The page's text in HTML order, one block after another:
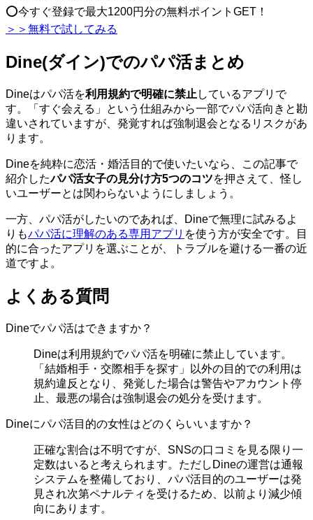
⭕今すぐ登録で最大1200円分の無料ポイントGET！
＞＞無料で試してみる
Dine(ダイン)でのパパ活まとめ
Dineはパパ活を利用規約で明確に禁止 しているアプリで
す。「すぐ会える」という仕組みから一部でパパ活向きと勘
違いされていますが、発覚すれば強制退会となるリスクがあ
ります。
Dineを純粋に恋活・婚活目的で使いたいなら、この記事で
紹介したパパ活女子の見分け方5つのコツを押さえて、怪し
いユーザーとは関わらないようにしましょう。
一方、パパ活がしたいのであれば、Dineで無理に試みるよ
りもパパ活に理解のある専用アプリ を使う方が安全です。目
的に合ったアプリを選ぶことが、トラブルを避ける一番の近
道ですよ。
よくある質問
Dineでパパ活はできますか？
Dineは利用規約でパパ活を明確に禁止しています。
「結婚相手・交際相手を探す」以外の目的での利用は
規約違反となり、発覚した場合は警告やアカウント停
止、最悪の場合は強制退会の処分を受けます。
Dineにパパ活目的の女性はどのくらいいますか？
正確な割合は不明ですが、SNSの口コミを見る限り一
定数はいると考えられます。ただしDineの運営は通報
システムを整備しており、パパ活目的のユーザーは発
見され次第ペナルティを受けるため、以前より減少傾
向にあります。